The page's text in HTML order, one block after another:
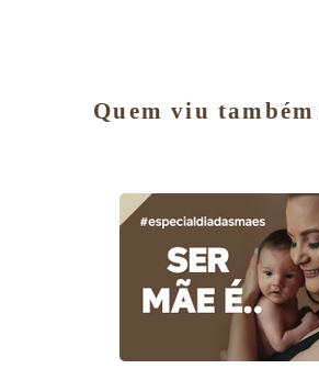
Quem viu